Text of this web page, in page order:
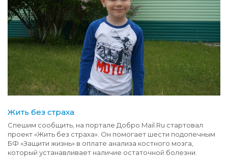
Жить без страха
Спешим сообщить, на портале Добро Mail.Ru стартовал
проект «Жить без страха». Он помогает шести подопечным
БФ «Защити жизнь» в оплате анализа костного мозга,
который устанавливает наличие остаточной болезни.